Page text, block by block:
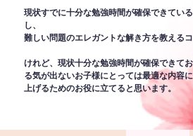
現状すでに十分な勉強時間が確保できてい
し、
難しい問題のエレガントな解き方を教えるコ
けれど、現状十分な勉強時間が確保できて
る気が出ないお子様にとっては最適な内容
上げるためのお役に立てると思います。